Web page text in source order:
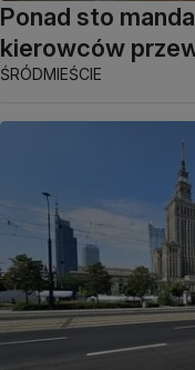
Ponad sto
kierowców
ŚRÓDMIEŚCIE